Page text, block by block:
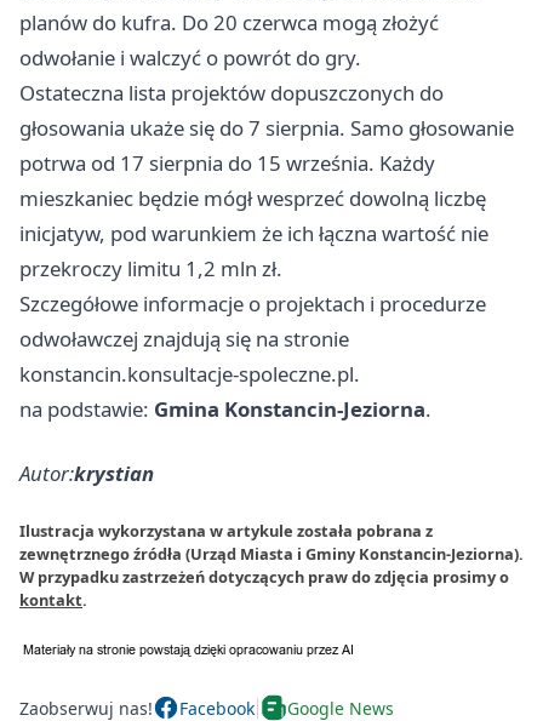
planów do kufra. Do 20 czerwca mogą złożyć
odwołanie i walczyć o powrót do gry.
Ostateczna lista projektów dopuszczonych do
głosowania ukaże się do 7 sierpnia. Samo głosowanie
potrwa od 17 sierpnia do 15 września. Każdy
mieszkaniec będzie mógł wesprzeć dowolną liczbę
inicjatyw, pod warunkiem że ich łączna wartość nie
przekroczy limitu 1,2 mln zł.
Szczegółowe informacje o projektach i procedurze
odwoławczej znajdują się na stronie
konstancin.konsultacje-spoleczne.pl.
na podstawie: Gmina Konstancin-Jeziorna.
Autor:krystian
Ilustracja wykorzystana w artykule została pobrana z
zewnętrznego źródła (Urząd Miasta i Gminy Konstancin-Jeziorna).
W przypadku zastrzeżeń dotyczących praw do zdjęcia prosimy o
kontakt.
Zaobserwuj nas! Facebook Google News